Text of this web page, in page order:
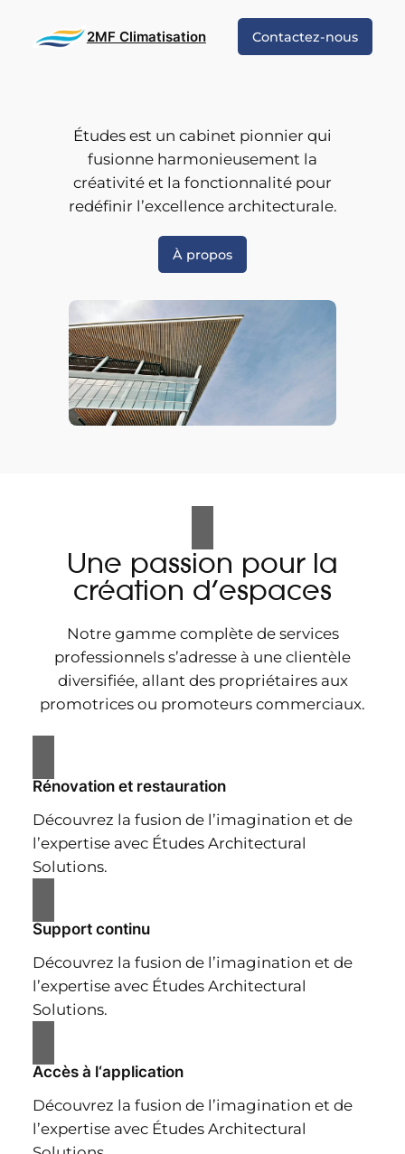
2MF Climatisation Contactez-nous
Études est un cabinet pionnier qui
fusionne harmonieusement la
créativité et la fonctionnalité pour
redéfinir l’excellence architecturale.
À propos
Une passion pour la
création d’espaces
Notre gamme complète de services
professionnels s’adresse à une clientèle
diversifiée, allant des propriétaires aux
promotrices ou promoteurs commerciaux.
Rénovation et restauration
Découvrez la fusion de l’imagination et de
l’expertise avec Études Architectural
Solutions.
Support continu
Découvrez la fusion de l’imagination et de
l’expertise avec Études Architectural
Solutions.
Accès à l‘application
Découvrez la fusion de l’imagination et de
l’expertise avec Études Architectural